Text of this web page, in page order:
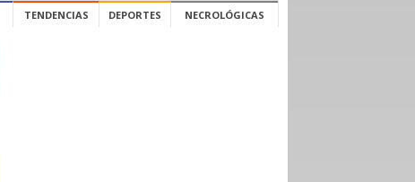
TENDENCIAS DEPORTES NECROLÓGICAS